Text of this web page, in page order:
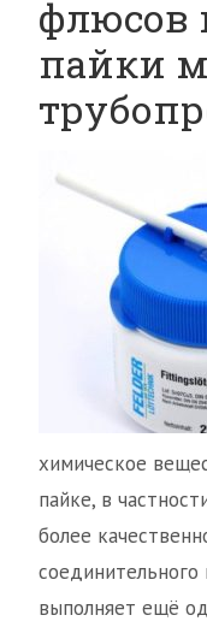
флюсов
пайки
химическое
пайке, в
более
выполняет ещё